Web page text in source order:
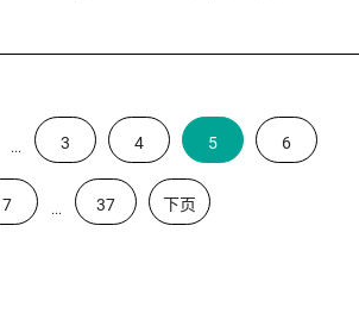
... 3 4 5 6
7 ... 37 下页